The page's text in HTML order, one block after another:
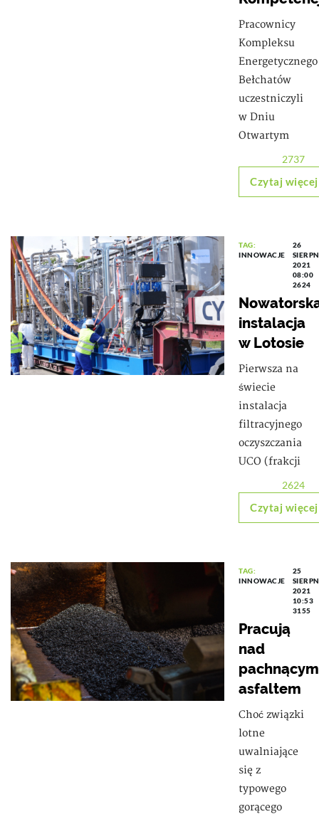
Pracownicy
Kompleksu
Energetycznego
Bełchatów
uczestniczyli
w Dniu
Otwartym
2737
Czytaj więcej
TAG:
INNOWACJE
26
2021
08:00
2624
instalacja
w Lotosie
Pierwsza na
świecie
instalacja
filtracyjnego
oczyszczania
UCO (frakcji
2624
Czytaj więcej
TAG:
INNOWACJE
25
2021
10:53
3155
Pracują
nad
pachnącym
asfaltem
Choć związki
lotne
uwalniające
się z
typowego
gorącego